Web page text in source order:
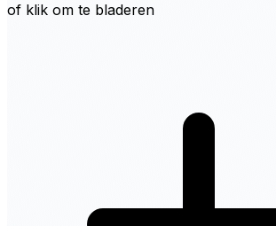
of klik om te bladeren